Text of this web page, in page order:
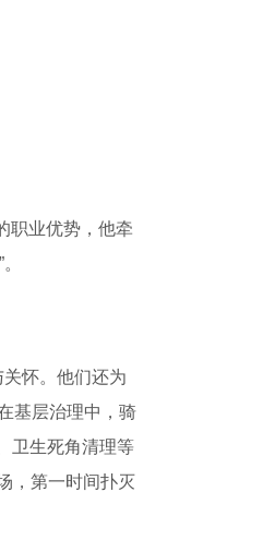
职业优势，他牵
怀。他们还为
基层治理中，骑
卫生死角清理等
，第一时间扑灭